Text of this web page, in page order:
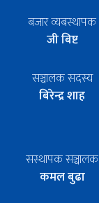
बजार व्यबस्थापक
जी बिष्ट
सञ्चालक सदस्य
बिरेन्द्र शाह
सस्थापक सञ्चालक
कमल बुढा